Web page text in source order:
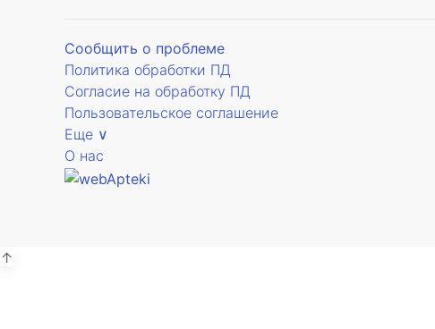
Сообщить о проблеме
Политика обработки ПД
Согласие на обработку ПД
Пользовательское соглашение
Еще ∨
О нас
↑